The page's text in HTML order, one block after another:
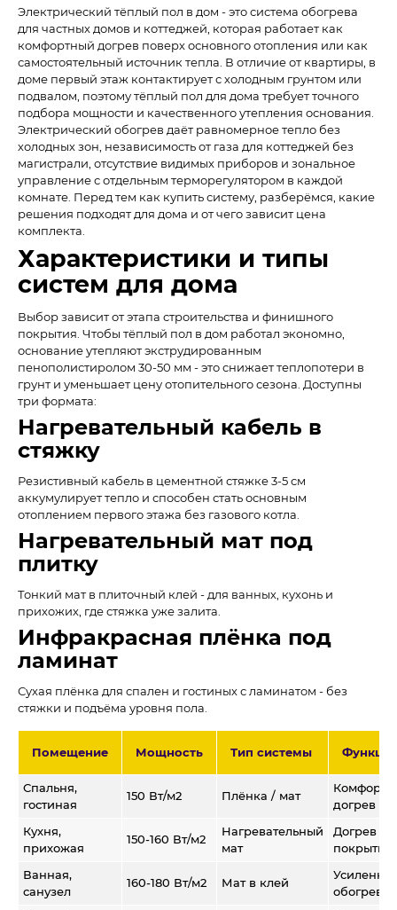
Электрический тёплый пол в дом - это система обогрева
для частных домов и коттеджей, которая работает как
комфортный догрев поверх основного отопления или как
самостоятельный источник тепла. В отличие от квартиры, в
доме первый этаж контактирует с холодным грунтом или
подвалом, поэтому тёплый пол для дома требует точного
подбора мощности и качественного утепления основания.
Электрический обогрев даёт равномерное тепло без
холодных зон, независимость от газа для коттеджей без
магистрали, отсутствие видимых приборов и зональное
управление с отдельным терморегулятором в каждой
комнате. Перед тем как купить систему, разберёмся, какие
решения подходят для дома и от чего зависит цена
комплекта.
Характеристики и типы
систем для дома
Выбор зависит от этапа строительства и финишного
покрытия. Чтобы тёплый пол в дом работал экономно,
основание утепляют экструдированным
пенополистиролом 30-50 мм - это снижает теплопотери в
грунт и уменьшает цену отопительного сезона. Доступны
три формата:
Нагревательный кабель в
стяжку
Резистивный кабель в цементной стяжке 3-5 см
аккумулирует тепло и способен стать основным
отоплением первого этажа без газового котла.
Нагревательный мат под
плитку
Тонкий мат в плиточный клей - для ванных, кухонь и
прихожих, где стяжка уже залита.
Инфракрасная плёнка под
ламинат
Сухая плёнка для спален и гостиных с ламинатом - без
стяжки и подъёма уровня пола.
Помещение Мощность Тип системы Функция
Спальня,
гостиная
150 Вт/м2 Плёнка / мат
догрев
Кухня,
прихожая
150-160 Вт/м2
Нагревательный
мат
Догрев
покрытия
Ванная,
санузел
160-180 Вт/м2 Мат в клей
обогрев